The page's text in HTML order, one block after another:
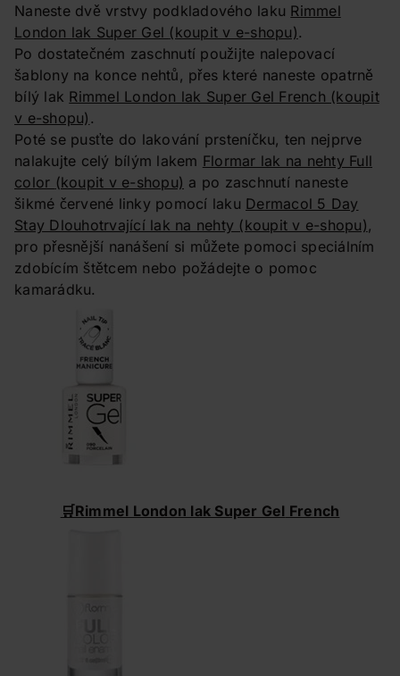
Naneste dvě vrstvy podkladového laku Rimmel
London lak Super Gel (koupit v e-shopu).
Po dostatečném zaschnutí použijte nalepovací
šablony na konce nehtů, přes které naneste opatrně
bílý lak Rimmel London lak Super Gel French (koupit
v e-shopu) .
Poté se pusťte do lakování prsteníčku, ten nejprve
nalakujte celý bílým lakem Flormar lak na nehty Full
color (koupit v e-shopu) a po zaschnutí naneste
šikmé červené linky pomocí laku Dermacol 5 Day
Stay Dlouhotrvající lak na nehty (koupit v e-shopu),
pro přesnější nanášení si můžete pomoci speciálním
zdobícím štětcem nebo požádejte o pomoc
kamarádku.
🛒Rimmel London lak Super Gel French